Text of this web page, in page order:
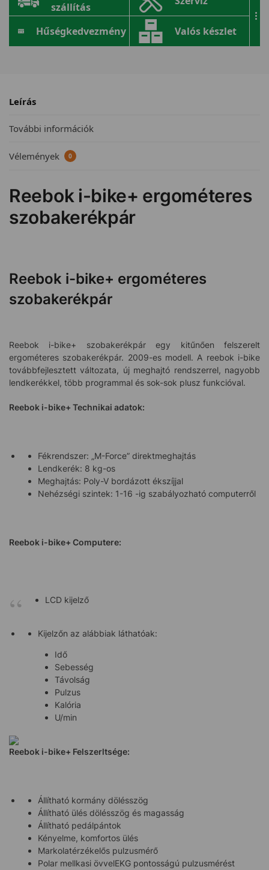
szállítás
Hűségkedvezmény Valós készlet
...
Leírás
További információk
Vélemények 0
Reebok i-bike+ ergométeres
szobakerékpár
Reebok i-bike+ ergométeres
szobakerékpár
Reebok i-bike+ szobakerékpár egy kitűnően felszerelt
ergométeres szobakerékpár. 2009-es modell. A reebok i-bike
továbbfejlesztett változata, új meghajtó rendszerrel, nagyobb
lendkerékkel, több programmal és sok-sok plusz funkcióval.
Reebok i-bike+ Technikai adatok:
Fékrendszer: „M-Force” direktmeghajtás
Lendkerék: 8 kg-os
Meghajtás: Poly-V bordázott ékszíjjal
Nehézségi szintek: 1-16 -ig szabályozható computerről
Reebok i-bike+ Computere:
LCD kijelző
Kijelzőn az alábbiak láthatóak:
Idő
Sebesség
Távolság
Pulzus
Kalória
U/min
Reebok i-bike+ Felszerltsége:
Állítható kormány dölésszög
Állítható ülés dölésszög és magasság
Állítható pedálpántok
Kényelme, komfortos ülés
Markolatérzékelős pulzusmérő
Polar mellkasi övvelEKG pontosságú pulzusmérést